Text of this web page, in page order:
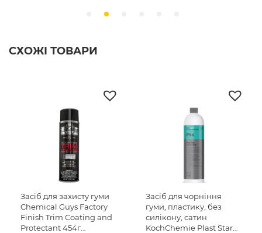
СХОЖІ ТОВАРИ
Засіб для захисту гуми
Chemical Guys Factory
Finish Trim Coating and
Protectant 454г
Засіб для чорніння
гуми, пластику, без
силікону, сатин
KochChemie Plast Star